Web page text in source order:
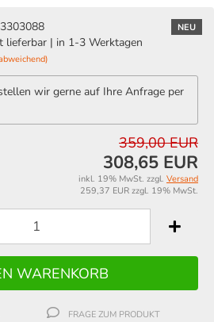
NEU
lieferbar | in 1-3 Werktagen
wir gerne auf Ihre Anfrage per
359,00 EUR
308,65 EUR
inkl. 19% MwSt. zzgl. Versand
259,37 EUR zzgl. 19% MwSt.
FRAGE ZUM PRODUKT